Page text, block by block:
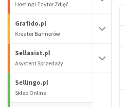
Hosting i Edytor Zdjęć
Grafido.pl
Kreator Bannerów
Sellasist.pl
Asystent Sprzedaży
Sellingo.pl
Sklep Online